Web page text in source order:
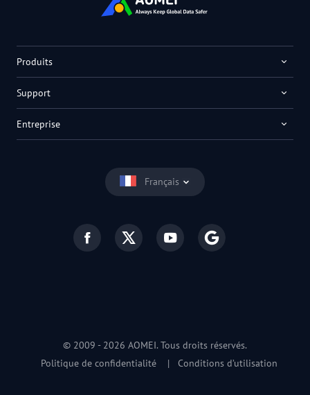
Français
Produits
Support
Entreprise
© 2009 - 2026 AOMEI. Tous droits réservés.
Politique de confidentialité
| Conditions d’utilisation